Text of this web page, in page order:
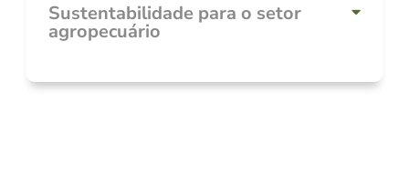
Sustentabilidade para o setor
agropecuário